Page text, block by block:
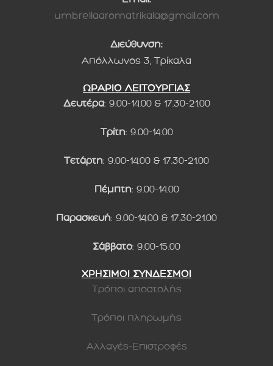
umbrellaaromatrikala@gmail.com
Διεύθυνση:
Απόλλωνος 3, Τρίκαλα
ΩΡΑΡΙΟ ΛΕΙΤΟΥΡΓΙΑΣ
Δευτέρα: 9.00-14.00 & 17.30-21.00
Τρίτη: 9.00-14.00
Τετάρτη: 9.00-14.00 & 17.30-21.00
Πέμπτη: 9.00-14.00
Παρασκευή: 9.00-14.00 & 17.30-21.00
Σάββατο: 9.00-15.00
ΧΡΗΣΙΜΟΙ ΣΥΝΔΕΣΜΟΙ
Τρόποι αποστολής
Τρόποι πληρωμής
Αλλαγές-Επιστροφές